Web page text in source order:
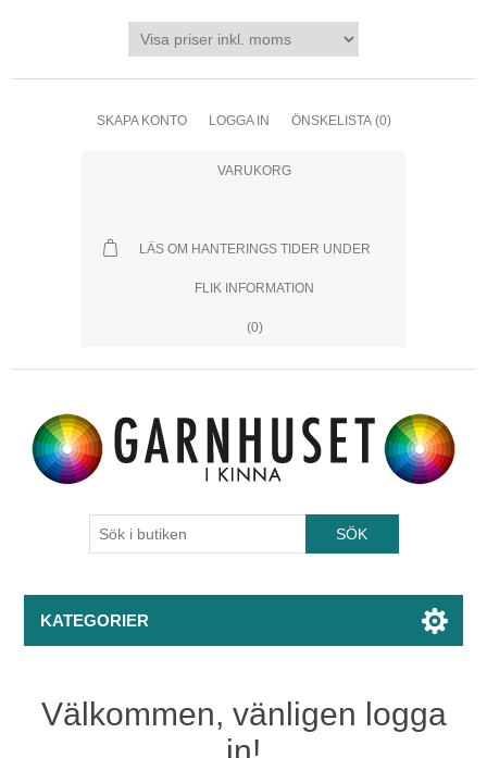
SKAPA KONTO LOGGA IN ÖNSKELISTA (0)
VARUKORG
LÄS OM HANTERINGS TIDER UNDER
FLIK INFORMATION
(0)
KATEGORIER
Välkommen, vänligen logga